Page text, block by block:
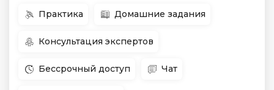
Практика Домашние задания
Консультация экспертов
Бессрочный доступ Чат